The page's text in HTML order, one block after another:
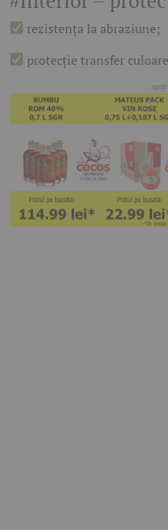
rezistența la abraziune;
protecție transfer